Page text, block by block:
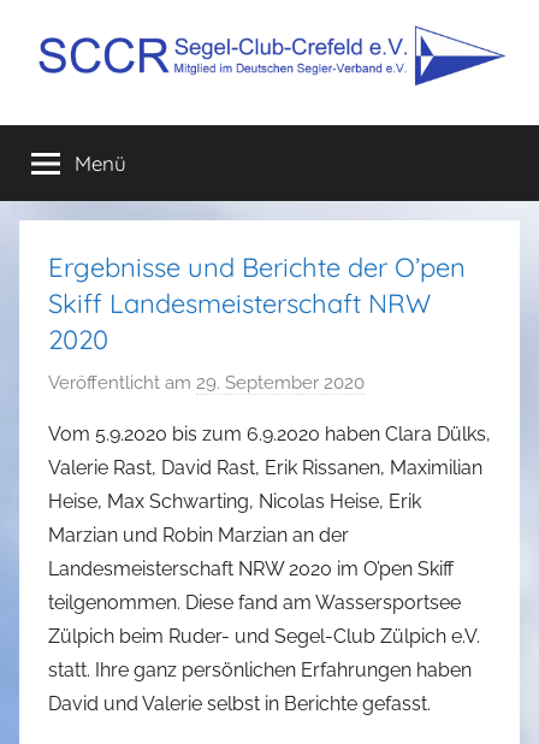
Inhalt
SCCR
e.V.
Deutschen
Segler-
Verband
Menü
Ergebnisse und Berichte der O’pen
Skiff Landesmeisterschaft NRW
2020
Veröffentlicht am 29. September 2020
n
P
h
l
i
p
p
Vom 5.9.2020 bis zum 6.9.2020 haben Clara Dülks,
Valerie Rast, David Rast, Erik Rissanen, Maximilian
Heise, Max Schwarting, Nicolas Heise, Erik
Marzian und Robin Marzian an der
Landesmeisterschaft NRW 2020 im O’pen Skiff
teilgenommen. Diese fand am Wassersportsee
Zülpich beim Ruder- und Segel-Club Zülpich e.V.
statt. Ihre ganz persönlichen Erfahrungen haben
David und Valerie selbst in Berichte gefasst.